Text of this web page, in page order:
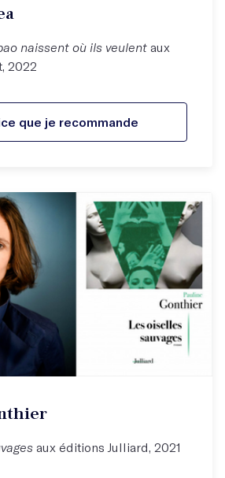
naissent où ils veulent aux
2022
que je recommande
aux éditions Julliard, 2021